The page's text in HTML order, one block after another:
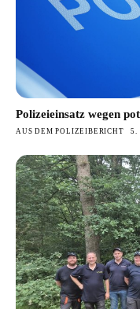
Polizeieinsatz wegen
AUS DEM POLIZEIBERICHT 5.